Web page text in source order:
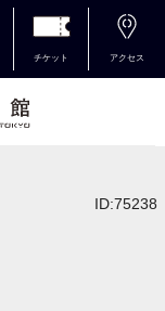
チケット アクセス
ID:75238